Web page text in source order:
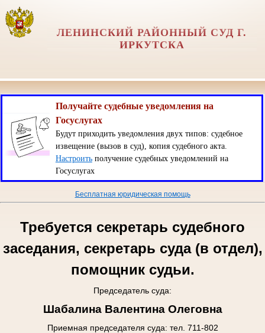
ЛЕНИНСКИЙ РАЙОННЫЙ СУД Г.
ИРКУТСКА
Получайте судебные уведомления на
Госуслугах
Будут приходить уведомления двух типов: судебное
извещение (вызов в суд), копия судебного акта.
Настроитьполучение судебных уведомлений на
Госуслугах
Бесплатная юридическая помощь
Требуется секретарь судебного
заседания, секретарь суда (в отдел),
помощник судьи.
Председатель суда:
Шабалина Валентина Олеговна
Приемная председателя суда: тел. 711-802